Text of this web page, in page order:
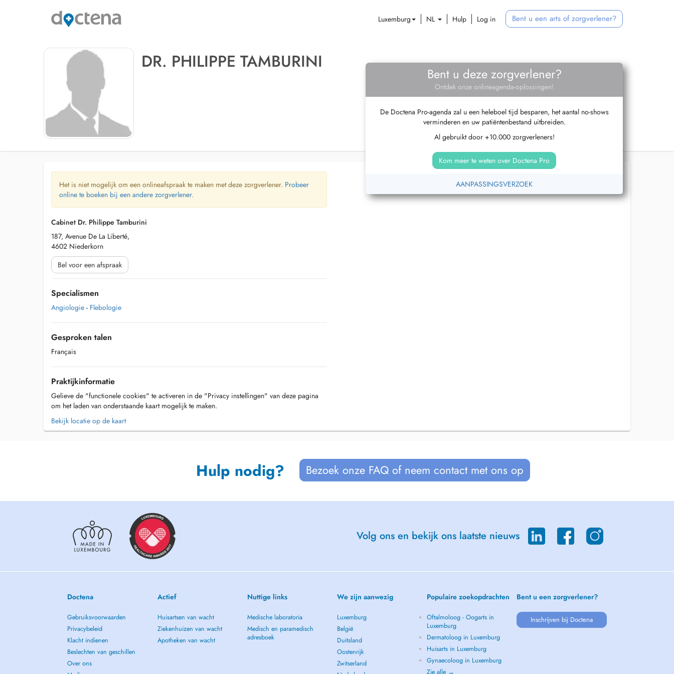
Luxemburg NL Hulp Log in Bent u een arts of zorgverlener?
DR. PHILIPPE TAMBURINI
Bent u deze zorgverlener?
Ontdek onze onlineagenda-oplossingen!
De Doctena Pro-agenda zal u een heleboel tijd besparen, het aantal no-shows
verminderen en uw patiëntenbestand uitbreiden.
Al gebruikt door +10.000 zorgverleners!
Kom meer te weten over Doctena Pro
AANPASSINGSVERZOEK
Het is niet mogelijk om een onlineafspraak te maken met deze zorgverlener. Probeer
online te boeken bij een andere zorgverlener.
Cabinet Dr. Philippe Tamburini
187, Avenue De La Liberté,
4602 Niederkorn
Bel voor een afspraak
Specialismen
Angiologie - Flebologie
Gesproken talen
Français
Praktijkinformatie
Gelieve de "functionele cookies" te activeren in de "Privacy instellingen" van deze pagina
om het laden van onderstaande kaart mogelijk te maken.
Bekijk locatie op de kaart
Hulp nodig? Bezoek onze FAQ of neem contact met ons op
Volg ons en bekijk ons laatste nieuws
Doctena
Gebruiksvoorwaarden
Privacybeleid
Klacht indienen
Beslechten van geschillen
Over ons
Actief
Huisartsen van wacht
Ziekenhuizen van wacht
Apotheken van wacht
Nuttige links
Medische laboratoria
Medisch en paramedisch
adresboek
We zijn aanwezig
Luxemburg
België
Duitsland
Oostenrijk
Zwitserland
Populaire zoekopdrachten
Oftalmoloog - Oogarts in
Luxemburg
Dermatoloog in Luxemburg
Huisarts in Luxemburg
Gynaecoloog in Luxemburg
Zie alle →
Bent u een zorgverlener?
Inschrijven bij Doctena